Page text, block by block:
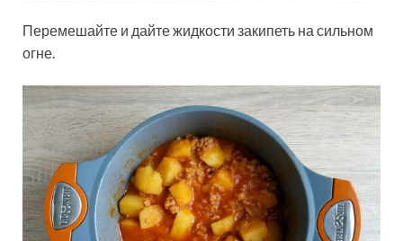
Перемешайте и дайте жидкости закипеть на сильном
огне.